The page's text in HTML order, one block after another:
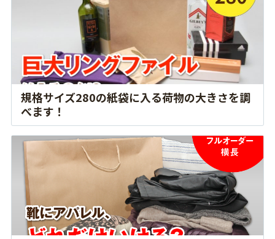
規格サイズ280の紙袋に入る荷物の大きさを調
べます！